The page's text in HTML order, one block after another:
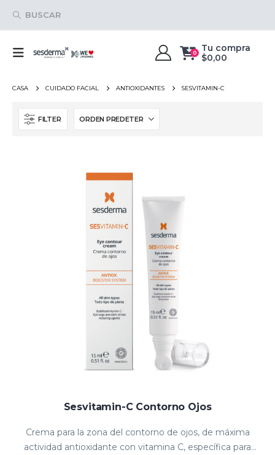
BUSCAR
0
Tu compra
$0,00
CASA CUIDADO FACIAL ANTIOXIDANTES SESVITAMIN-C
FILTER
Sesvitamin-C Contorno Ojos
Crema para la zona del contorno de ojos, de máxima
actividad antioxidante con vitamina C, específica para